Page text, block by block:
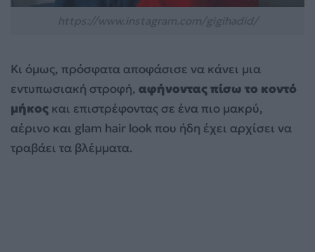
Κι όμως, πρόσφατα αποφάσισε να κάνει μια
εντυπωσιακή στροφή, αφήνοντας πίσω το κοντό
μήκος και επιστρέφοντας σε ένα πιο μακρύ,
αέρινο και glam hair look που ήδη έχει αρχίσει να
τραβάει τα βλέμματα.